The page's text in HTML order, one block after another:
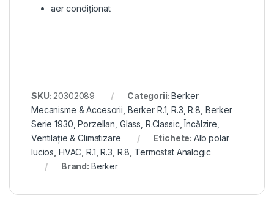
aer condiționat
SKU: 20302089 Categorii:Berker
Mecanisme & Accesorii Berker R.1, R.3, R.8 Berker
Serie 1930, Porzellan, Glass, R.Classic ,Încălzire,
Ventilație & Climatizare
Etichete: Alb polar
lucios HVAC ,R.1 ,R.3 R.8 Termostat Analogic
Brand: Berker